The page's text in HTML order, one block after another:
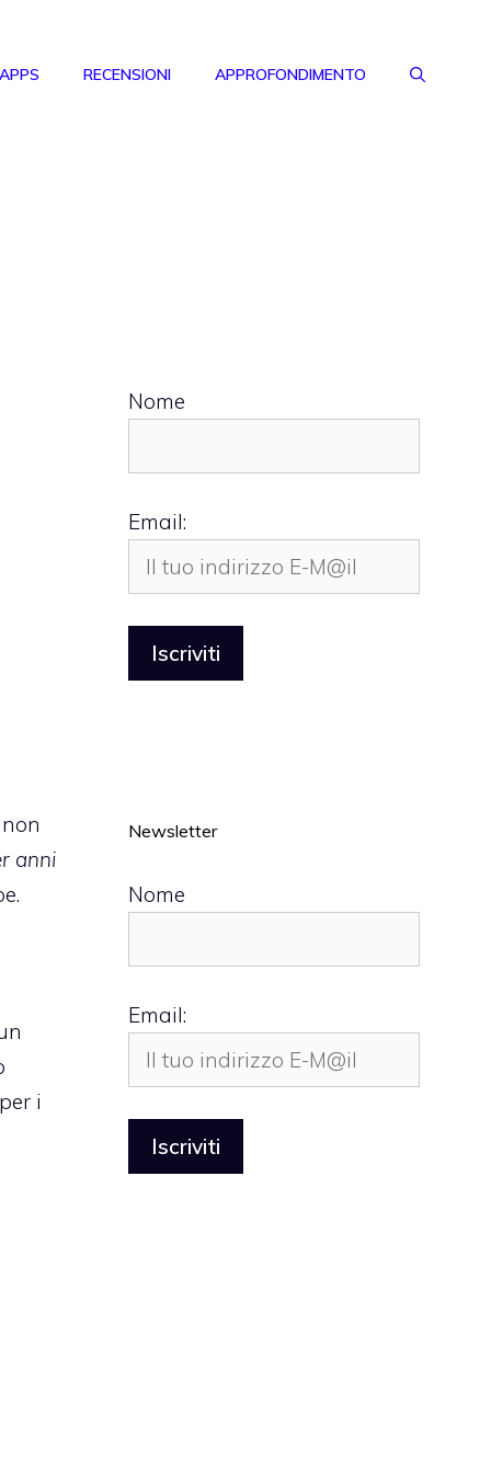
RECENSIONI APPROFONDIMENTO
anni
i
Nome
Email:
Newsletter
Nome
Email: